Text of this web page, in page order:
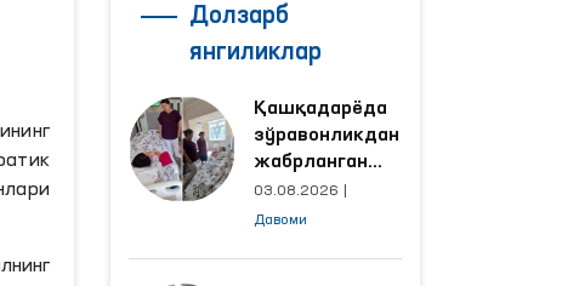
Долзарб
янгиликлар
Қашқадарёда
зўравонликдан
жабрланган
аёлнинг ҳолати
Омбудсман
03.08.2026
Давоми